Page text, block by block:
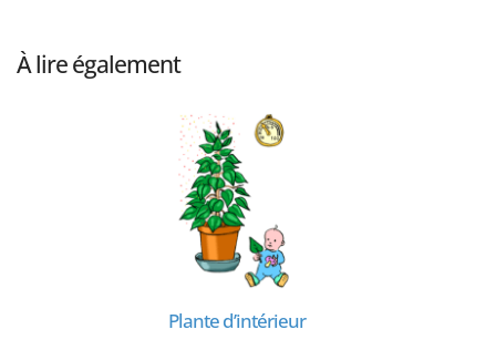
À lire également
Plante d’intérieur